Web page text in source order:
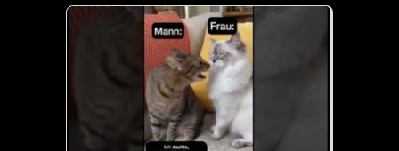
Eine tolle Zusammenstellung von lustigen